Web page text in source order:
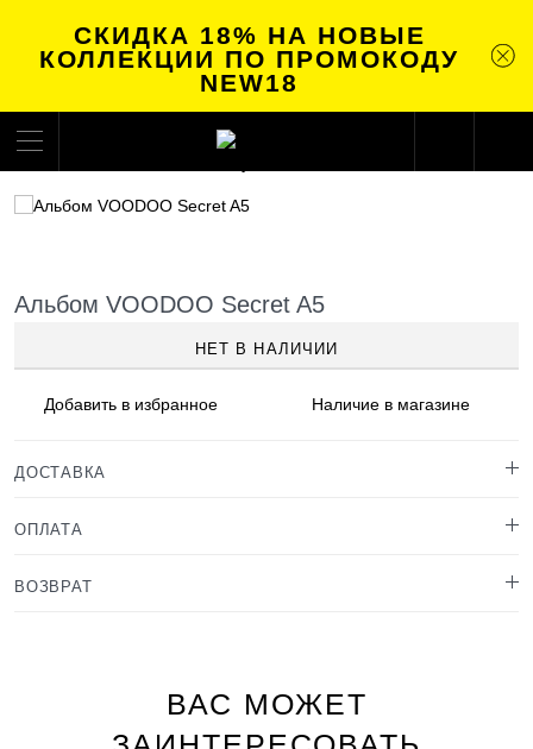
СКИДКА 18% НА НОВЫЕ
КОЛЛЕКЦИИ ПО ПРОМОКОДУ
NEW18
Альбом VOODOO Secret A5
НЕТ В НАЛИЧИИ
Добавить в избранное Наличиев магазине
ДОСТАВКА
ОПЛАТА
ВОЗВРАТ
ВАС МОЖЕТ